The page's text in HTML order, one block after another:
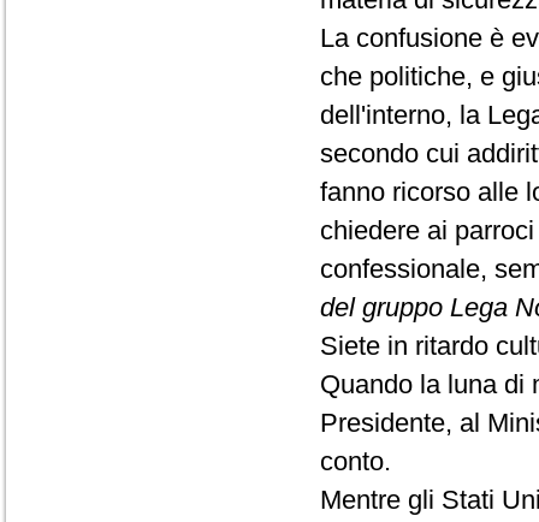
La confusione è
che politiche, e
dell'interno, la
secondo cui
fanno ricorso alle
chiedere ai
confessionale,
del gruppo Lega
Siete in ritardo
Quando la luna di
Presidente, al
conto.
Mentre gli Stati